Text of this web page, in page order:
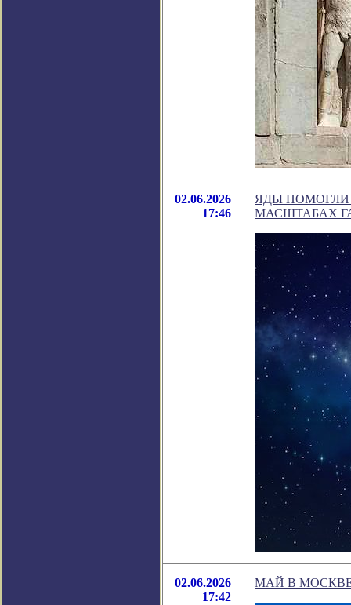
02.06.2026
17:46
ЯДЫ ПОМОГЛИ
МАСШТАБАХ
02.06.2026
17:42
МАЙ В